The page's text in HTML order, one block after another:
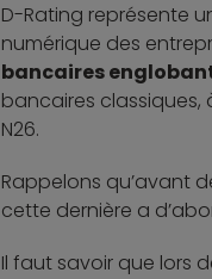
D-Rating représente
numérique des
bancaires
bancaires classiques,
N26.
Rappelons qu’avant
cette dernière a
Il faut savoir que lors